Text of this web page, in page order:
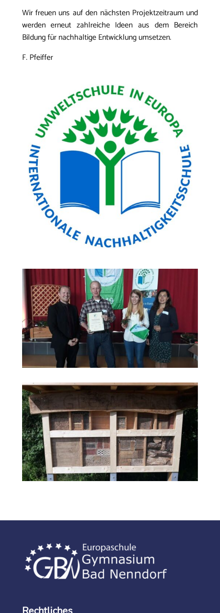
Wir freuen uns auf den nächsten Projektzeitraum und
werden erneut zahlreiche Ideen aus dem Bereich
Bildung für nachhaltige Entwicklung umsetzen.
F. Pfeiffer